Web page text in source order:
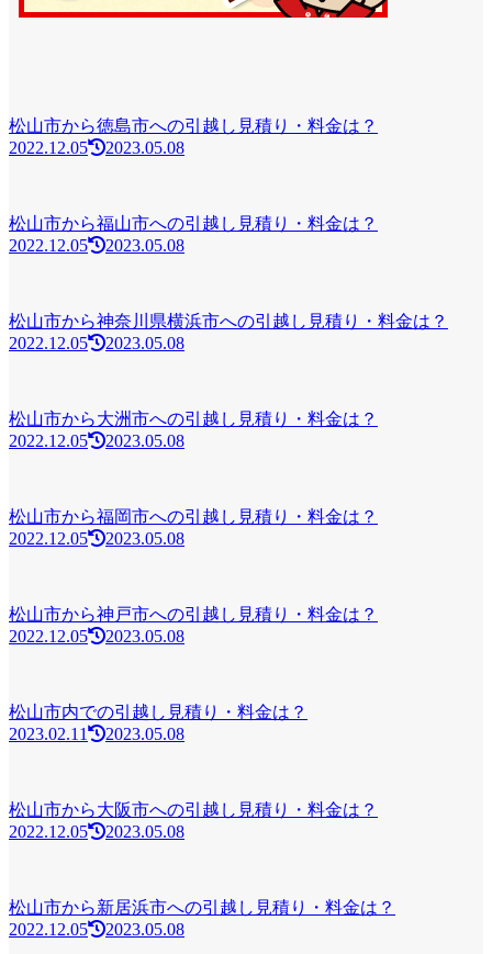
松山市から徳島市への引越し見積り・料金は？
2022.12.05
2023.05.08
松山市から福山市への引越し見積り・料金は？
2022.12.05
2023.05.08
松山市から神奈川県横浜市への引越し見積り・料金は？
2022.12.05
2023.05.08
松山市から大洲市への引越し見積り・料金は？
2022.12.05
2023.05.08
松山市から福岡市への引越し見積り・料金は？
2022.12.05
2023.05.08
松山市から神戸市への引越し見積り・料金は？
2022.12.05
2023.05.08
松山市内での引越し見積り・料金は？
2023.02.11
2023.05.08
松山市から大阪市への引越し見積り・料金は？
2022.12.05
2023.05.08
松山市から新居浜市への引越し見積り・料金は？
2022.12.05
2023.05.08